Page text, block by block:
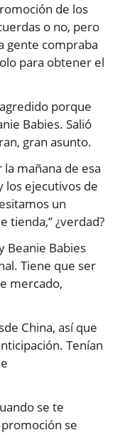
de los
o no, pero
gente compraba
para obtener el
porque
Babies. Salió
gran asunto.
mañana de esa
los ejecutivos de
un
tienda,” ¿verdad?
Beanie Babies
Tiene que ser
mercado,
China, así que
Tenían
se te
se